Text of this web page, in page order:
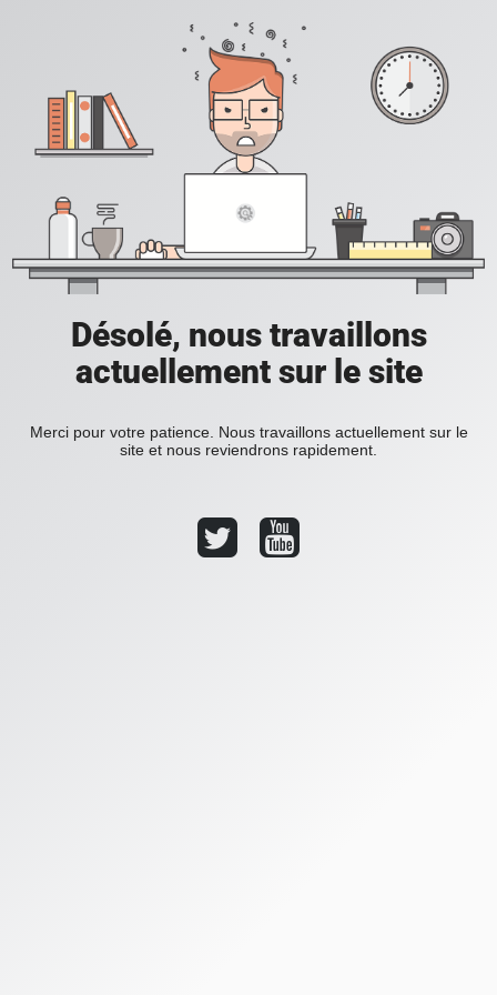
Désolé, nous travaillons
actuellement sur le site
Merci pour votre patience. Nous travaillons actuellement sur le
site et nous reviendrons rapidement.